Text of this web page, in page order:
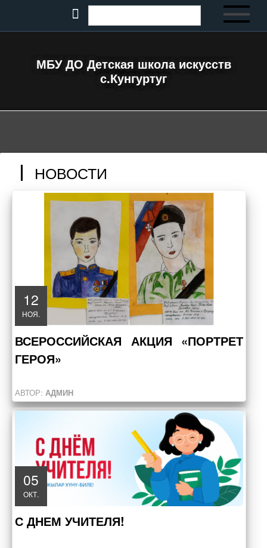
МБУ ДО Детская школа искусств
с.Кунгуртуг
НОВОСТИ
12
НОЯ.
ВСЕРОССИЙСКАЯ АКЦИЯ «ПОРТРЕТ
ГЕРОЯ»
АВТОР: АДМИН
05
ОКТ.
С ДНЕМ УЧИТЕЛЯ!